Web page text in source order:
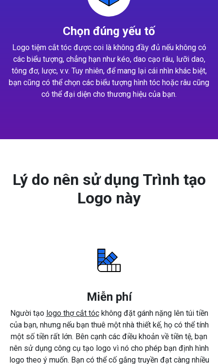
Chọn đúng yếu tố
Logo tiệm cắt tóc được coi là không đầy đủ nếu không có
các biểu tượng, chẳng hạn như kéo, dao cạo râu, lưỡi dao,
tông đơ, lược, v.v. Tuy nhiên, để mang lại cái nhìn khác biệt,
bạn cũng có thể chọn các biểu tượng hình tóc hoặc râu cũng
có thể đại diện cho thương hiệu của bạn.
Lý do nên sử dụng Trình tạo
Logo này
Miễn phí
Người tạo logo thợ cắt tóckhông đặt gánh nặng lên túi tiền
của bạn, nhưng nếu bạn thuê một nhà thiết kế, họ có thể tính
một số tiền rất lớn. Bên cạnh các điều khoản về tiền tệ, bạn
nên sử dụng công cụ tạo logo vì nó cho phép bạn định hình
logo theo ý muốn. Bạn có thể cố gắng truyền đạt càng nhiều